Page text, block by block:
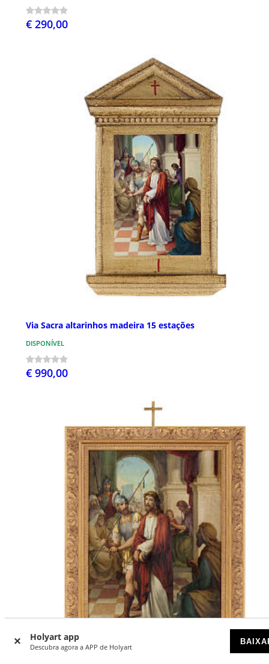
Holyart app
Descubra agora a APP de Holyart
€ 290,00
Via Sacra altarinhos madeira 15 estações
DISPONÍVEL
€ 990,00